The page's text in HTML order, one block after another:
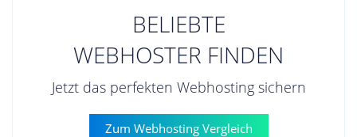
BELIEBTE
WEBHOSTER FINDEN
Jetzt das perfekten Webhosting sichern
Zum Webhosting Vergleich